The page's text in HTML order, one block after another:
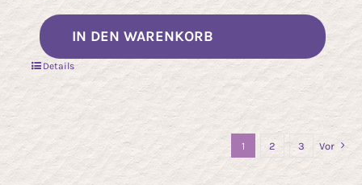
IN DEN WARENKORB
Details
1 2 3 Vor